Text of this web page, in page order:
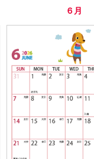
６月